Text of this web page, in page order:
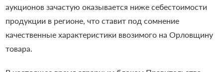
аукционов зачастую оказывается ниже себестоимости
продукции в регионе, что ставит под сомнение
качественные характеристики ввозимого на Орловщину
товара.